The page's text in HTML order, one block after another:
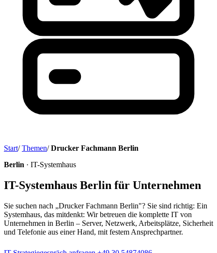
Start/ Themen/ Drucker Fachmann Berlin
Berlin · IT-Systemhaus
IT-Systemhaus Berlin für Unternehmen
Sie suchen nach „Drucker Fachmann Berlin"? Sie sind richtig: Ein
Systemhaus, das mitdenkt: Wir betreuen die komplette IT von
Unternehmen in Berlin – Server, Netzwerk, Arbeitsplätze, Sicherheit
und Telefonie aus einer Hand, mit festem Ansprechpartner.